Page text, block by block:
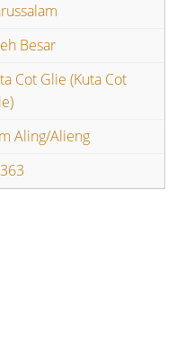
Besar
Cot Glie (Kuta Cot
Aling/Alieng